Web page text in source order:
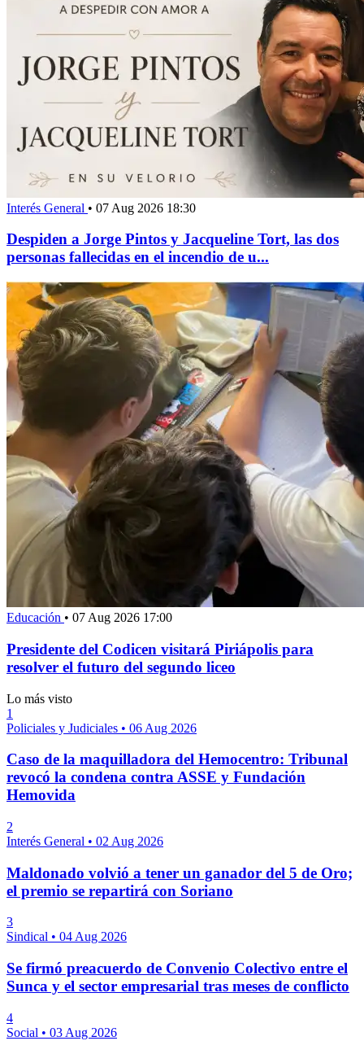
Interés General • 07 Aug 2026 18:30
Despiden a Jorge Pintos y Jacqueline Tort, las dos
personas fallecidas en el incendio de u...
Educación • 07 Aug 2026 17:00
Presidente del Codicen visitará Piriápolis para
resolver el futuro del segundo liceo
Lo más visto
1
Policiales y Judiciales • 06 Aug 2026
Caso de la maquilladora del Hemocentro: Tribunal
revocó la condena contra ASSE y Fundación
Hemovida
2
Interés General • 02 Aug 2026
Maldonado volvió a tener un ganador del 5 de Oro;
el premio se repartirá con Soriano
3
Sindical • 04 Aug 2026
Se firmó preacuerdo de Convenio Colectivo entre el
Sunca y el sector empresarial tras meses de conflicto
4
Social • 03 Aug 2026